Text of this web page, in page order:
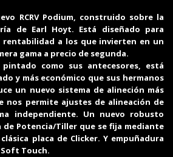
RCRV Podium, construido sobre la
de Earl Hoyt. Está diseñado para
rentabilidad a los que invierten en un
gama a precio de segunda.
como sus antecesores, está
y más económico que sus hermanos
un nuevo sistema de alineción más
nos permite ajustes de alineación de
independiente. Un nuevo robusto
Potencia/Tiller que se fija mediante
placa de Clicker. Y empuñadura
Touch.